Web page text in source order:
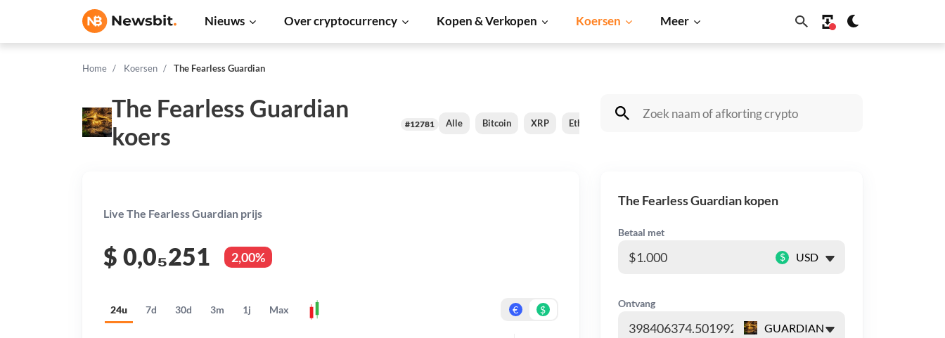
Nieuws Over cryptocurrency Kopen & Verkopen Koersen Meer
Home Koersen The Fearless Guardian
The Fearless Guardian
koers
#12781 Alle Bitcoin XRP Ethereum Cardano Dogecoin
Live The Fearless Guardian prijs
$ 0,0₅251 2,00%
24u 7d 30d 3m 1j Max € $
The Fearless Guardian kopen
Betaal met
$
Ontvang